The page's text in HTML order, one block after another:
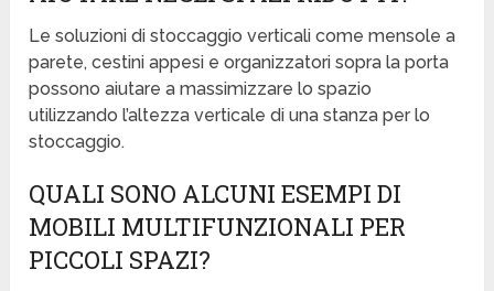
Le soluzioni di stoccaggio verticali come mensole a
parete, cestini appesi e organizzatori sopra la porta
possono aiutare a massimizzare lo spazio
utilizzando l’altezza verticale di una stanza per lo
stoccaggio.
QUALI SONO ALCUNI ESEMPI DI
MOBILI MULTIFUNZIONALI PER
PICCOLI SPAZI?